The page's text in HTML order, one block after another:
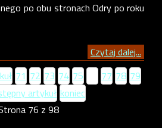
po obu stronach Odry po roku
Czytaj dalej...
71 72 73 74 75 77 78 79
artykuł koniec
76 z 98